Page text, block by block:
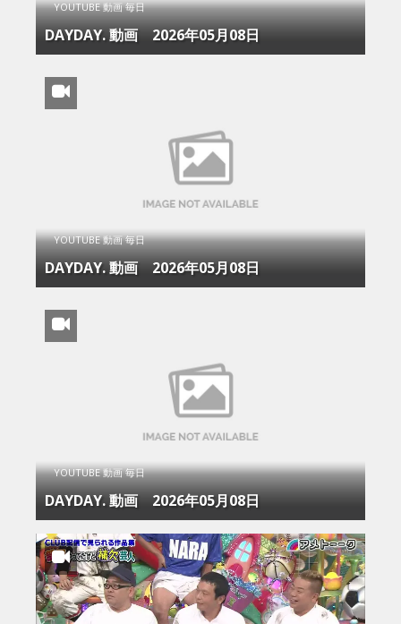
YOUTUBE 動画 毎日
DAYDAY. 動画 2026年05月08日
YOUTUBE 動画 毎日
DAYDAY. 動画 2026年05月08日
YOUTUBE 動画 毎日
DAYDAY. 動画 2026年05月08日